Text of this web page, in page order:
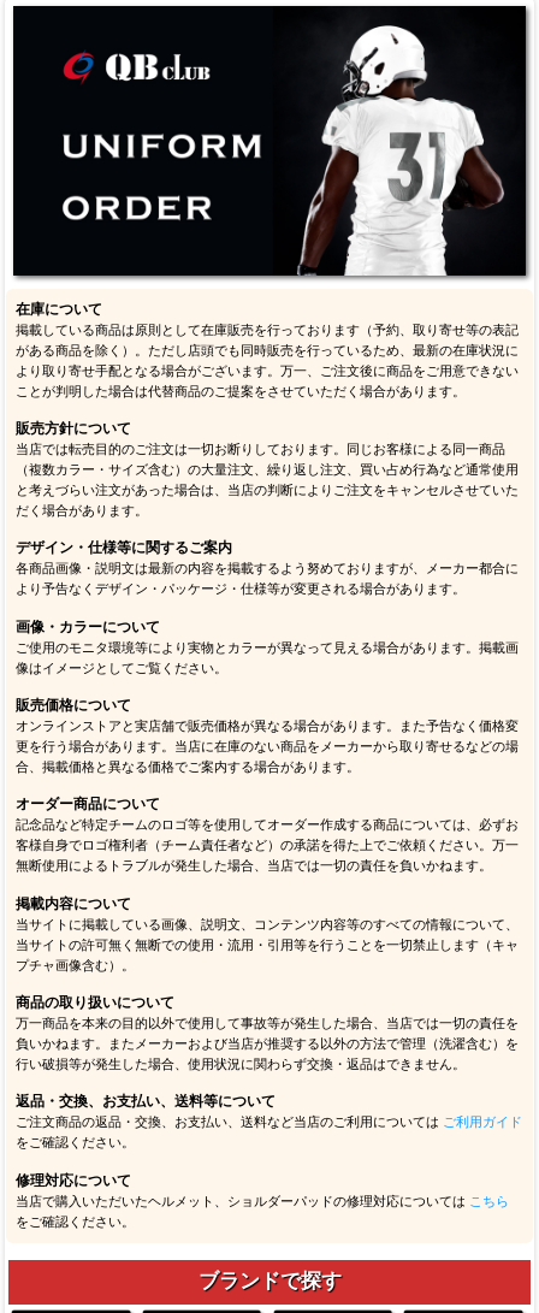
在庫について
掲載している商品は原則として在庫販売を行っております（予約、取り寄せ等の表記
がある商品を除く）。ただし店頭でも同時販売を行っているため、最新の在庫状況に
より取り寄せ手配となる場合がございます。万一、ご注文後に商品をご用意できない
ことが判明した場合は代替商品のご提案をさせていただく場合があります。
販売方針について
当店では転売目的のご注文は一切お断りしております。同じお客様による同一商品
（複数カラー・サイズ含む）の大量注文、繰り返し注文、買い占め行為など通常使用
と考えづらい注文があった場合は、当店の判断によりご注文をキャンセルさせていた
だく場合があります。
デザイン・仕様等に関するご案内
各商品画像・説明文は最新の内容を掲載するよう努めておりますが、メーカー都合に
より予告なくデザイン・パッケージ・仕様等が変更される場合があります。
画像・カラーについて
ご使用のモニタ環境等により実物とカラーが異なって見える場合があります。掲載画
像はイメージとしてご覧ください。
販売価格について
オンラインストアと実店舗で販売価格が異なる場合があります。また予告なく価格変
更を行う場合があります。当店に在庫のない商品をメーカーから取り寄せるなどの場
合、掲載価格と異なる価格でご案内する場合があります。
オーダー商品について
記念品など特定チームのロゴ等を使用してオーダー作成する商品については、必ずお
客様自身でロゴ権利者（チーム責任者など）の承諾を得た上でご依頼ください。万一
無断使用によるトラブルが発生した場合、当店では一切の責任を負いかねます。
掲載内容について
当サイトに掲載している画像、説明文、コンテンツ内容等のすべての情報について、
当サイトの許可無く無断での使用・流用・引用等を行うことを一切禁止します（キャ
プチャ画像含む）。
商品の取り扱いについて
万一商品を本来の目的以外で使用して事故等が発生した場合、当店では一切の責任を
負いかねます。またメーカーおよび当店が推奨する以外の方法で管理（洗濯含む）を
行い破損等が発生した場合、使用状況に関わらず交換・返品はできません。
返品・交換、お支払い、送料等について
ご注文商品の返品・交換、お支払い、送料など当店のご利用については ご利用ガイド
をご確認ください。
修理対応について
当店で購入いただいたヘルメット、ショルダーパッドの修理対応については こちら
をご確認ください。
ブランドで探す